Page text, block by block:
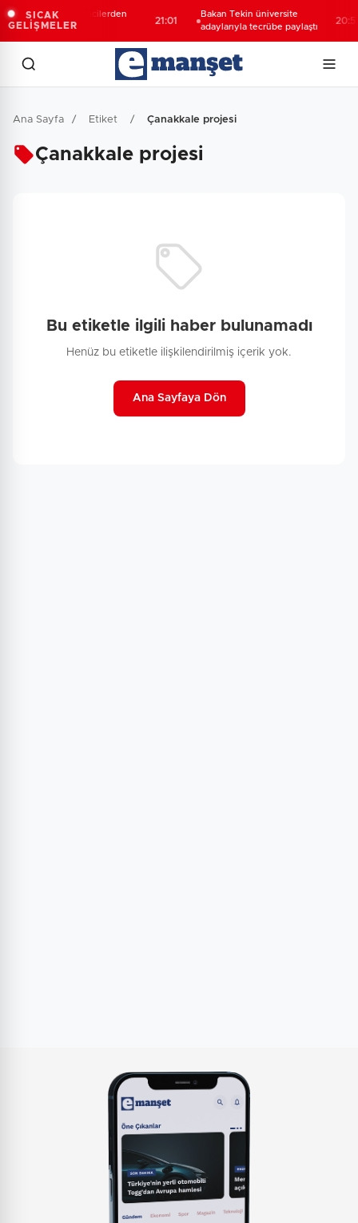
SICAK
GELİŞMELER
Moritanyalı öğrencilerden
MEB'e ziyaret
21:01
Bakan Tekin üniversite
adaylarıyla tecrübe paylaştı
20:57
Ana Sayfa / Etiket / Çanakkale projesi
Çanakkale projesi
Bu etiketle ilgili haber bulunamadı
Henüz bu etiketle ilişkilendirilmiş içerik yok.
Ana Sayfaya Dön